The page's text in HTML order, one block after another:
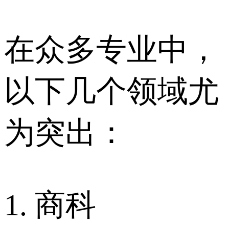
在众多专业中，
以下几个领域尤
为突出：
1. 商科